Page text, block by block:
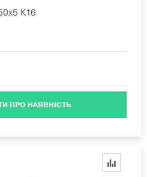
К16
ПРО НАЯВНІСТЬ